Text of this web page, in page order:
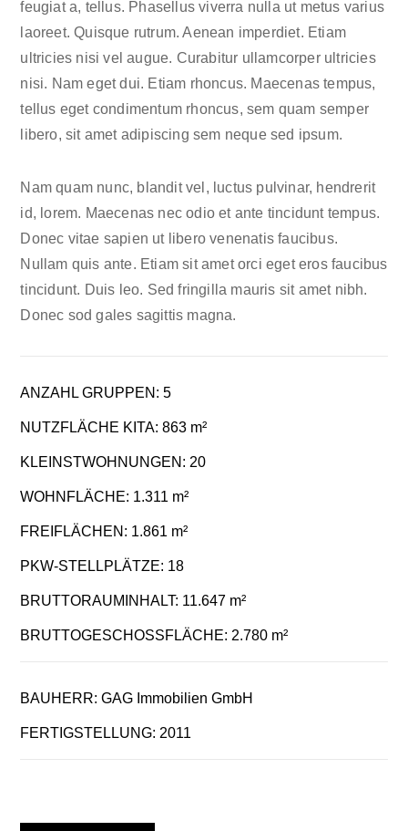
feugiat a, tellus. Phasellus viverra nulla ut metus varius
laoreet. Quisque rutrum. Aenean imperdiet. Etiam
ultricies nisi vel augue. Curabitur ullamcorper ultricies
nisi. Nam eget dui. Etiam rhoncus. Maecenas tempus,
tellus eget condimentum rhoncus, sem quam semper
libero, sit amet adipiscing sem neque sed ipsum.
Nam quam nunc, blandit vel, luctus pulvinar, hendrerit
id, lorem. Maecenas nec odio et ante tincidunt tempus.
Donec vitae sapien ut libero venenatis faucibus.
Nullam quis ante. Etiam sit amet orci eget eros faucibus
tincidunt. Duis leo. Sed fringilla mauris sit amet nibh.
Donec sod gales sagittis magna.
ANZAHL GRUPPEN: 5
NUTZFLÄCHE KITA: 863 m²
KLEINSTWOHNUNGEN: 20
WOHNFLÄCHE: 1.311 m²
FREIFLÄCHEN: 1.861 m²
PKW-STELLPLÄTZE: 18
BRUTTORAUMINHALT: 11.647 m²
BRUTTOGESCHOSSFLÄCHE: 2.780 m²
BAUHERR: GAG Immobilien GmbH
FERTIGSTELLUNG: 2011